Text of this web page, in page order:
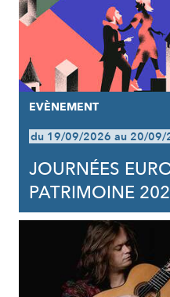
EVÈNEMENT
du 19/09/2026 au 20/09/
JOURNÉES
PATRIMOINE